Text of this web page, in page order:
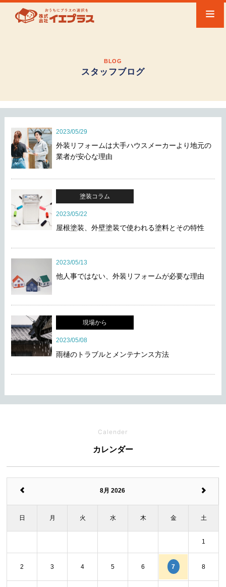
BLOG
スタッフブログ
2023/05/29
外装リフォームは大手ハウスメーカーより地元の
業者が安心な理由
塗装コラム
2023/05/22
屋根塗装、外壁塗装で使われる塗料とその特性
2023/05/13
他人事ではない、外装リフォームが必要な理由
現場から
2023/05/08
雨樋のトラブルとメンテナンス方法
Calender
カレンダー
8月 2026
日 月 火 水 木 金 土
1
2 3 4 5 6 7 8